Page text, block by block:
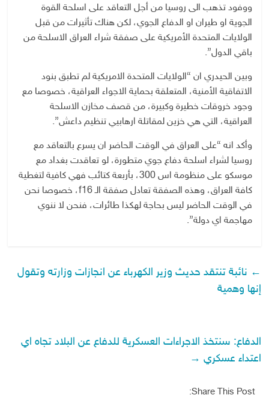
ووفود تذهب الى روسيا من أجل التعاقد على اسلحة القوة
الجوية او طيران او الدفاع الجوي، لكن هناك تأثيرات من قبل
الولايات المتحدة الأمريكية على صفقة شراء العراق الاسلحة من
باقي الدول”.
وبين الحيدري ان “الولايات المتحدة الامريكية لم تطبق بنود
الاتفاقية الأمنية، المتعلقة بحماية الاجواء العراقية، خصوصا مع
وجود خروقات خطيرة وكبيرة، من قصف مخازن الاسلحة
العراقية، التي هي خزين لمقاتلة ارهابيي تنظيم داعش”.
وأكد انه “على العراق في الوقت الحاضر ان يسرع بالتعاقد مع
روسيا لشراء اسلحة دفاع جوي متطورة، لو تعاقدت بغداد مع
موسكو على منظومة اس 300، بأربعة كتائب فهي كافية لتغطية
كافة العراق، وهذه الصفقة تعادل صفقة الـ f16، خصوصا نحن
في الوقت الحاضر ليس بحاجة لهكذا طائرات، فنحن لا ننوي
مهاجمة اي دولة”.
← نائبة تنتقد حديث وزير الكهرباء عن انجازات وزارته وتقول
إنها وهمية
الدفاع: سنتخذ الاجراءات العسكرية للدفاع عن البلاد تجاه اي
اعتداء عسكري →
Share This Post: